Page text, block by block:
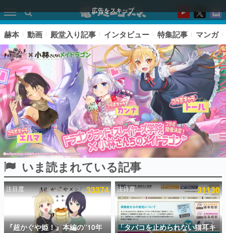
広告をスキップ
ピックアップ
電ファミのいま読まれている記事ランキング
アプリセール情報
赫本 動画 殿堂入り記事 インタビュー 特集記事 マンガ
いま読まれている記事
注目度 33374
『超かぐや姫！』本編の“10年
注目度 31130
「タバコを止められない猫耳キ